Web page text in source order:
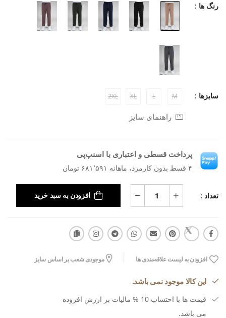
رنگ ها :
سایزها : M
L
XL
2XL
راهنمای سایز
پرداخت قسطی و اعتباری با اسنپ‌پی
۴ قسط بدون کارمزد، ماهانه ۶۸۱٬۵۹۱ تومان
تعداد : افزودن به سبد خرید
افزودن به لیست علاقه‌مندی ها موجودی شعب بر اساس سایز
این کالا موجود نمی باشد.
قیمت ها با احتساب 10 % مالیات بر ارزش افزوده
می باشد.